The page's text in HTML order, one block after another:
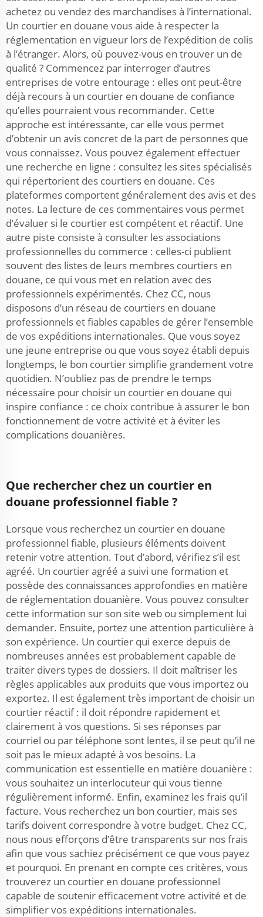
achetez ou vendez des marchandises à l’international.
Un courtier en douane vous aide à respecter la
réglementation en vigueur lors de l’expédition de colis
à l’étranger. Alors, où pouvez-vous en trouver un de
qualité ? Commencez par interroger d’autres
entreprises de votre entourage : elles ont peut-être
déjà recours à un courtier en douane de confiance
qu’elles pourraient vous recommander. Cette
approche est intéressante, car elle vous permet
d’obtenir un avis concret de la part de personnes que
vous connaissez. Vous pouvez également effectuer
une recherche en ligne : consultez les sites spécialisés
qui répertorient des courtiers en douane. Ces
plateformes comportent généralement des avis et des
notes. La lecture de ces commentaires vous permet
d’évaluer si le courtier est compétent et réactif. Une
autre piste consiste à consulter les associations
professionnelles du commerce : celles-ci publient
souvent des listes de leurs membres courtiers en
douane, ce qui vous met en relation avec des
professionnels expérimentés. Chez CC, nous
disposons d’un réseau de courtiers en douane
professionnels et fiables capables de gérer l’ensemble
de vos expéditions internationales. Que vous soyez
une jeune entreprise ou que vous soyez établi depuis
longtemps, le bon courtier simplifie grandement votre
quotidien. N’oubliez pas de prendre le temps
nécessaire pour choisir un courtier en douane qui
inspire confiance : ce choix contribue à assurer le bon
fonctionnement de votre activité et à éviter les
complications douanières.
Que rechercher chez un courtier en
douane professionnel fiable ?
Lorsque vous recherchez un courtier en douane
professionnel fiable, plusieurs éléments doivent
retenir votre attention. Tout d’abord, vérifiez s’il est
agréé. Un courtier agréé a suivi une formation et
possède des connaissances approfondies en matière
de réglementation douanière. Vous pouvez consulter
cette information sur son site web ou simplement lui
demander. Ensuite, portez une attention particulière à
son expérience. Un courtier qui exerce depuis de
nombreuses années est probablement capable de
traiter divers types de dossiers. Il doit maîtriser les
règles applicables aux produits que vous importez ou
exportez. Il est également très important de choisir un
courtier réactif : il doit répondre rapidement et
clairement à vos questions. Si ses réponses par
courriel ou par téléphone sont lentes, il se peut qu’il ne
soit pas le mieux adapté à vos besoins. La
communication est essentielle en matière douanière :
vous souhaitez un interlocuteur qui vous tienne
régulièrement informé. Enfin, examinez les frais qu’il
facture. Vous recherchez un bon courtier, mais ses
tarifs doivent correspondre à votre budget. Chez CC,
nous nous efforçons d’être transparents sur nos frais
afin que vous sachiez précisément ce que vous payez
et pourquoi. En prenant en compte ces critères, vous
trouverez un courtier en douane professionnel
capable de soutenir efficacement votre activité et de
simplifier vos expéditions internationales.